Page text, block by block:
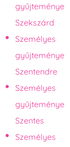
gyűjteménye
Szekszárd
Személyes
gyűjteménye
Szentendre
Személyes
gyűjteménye
Szentes
Személyes